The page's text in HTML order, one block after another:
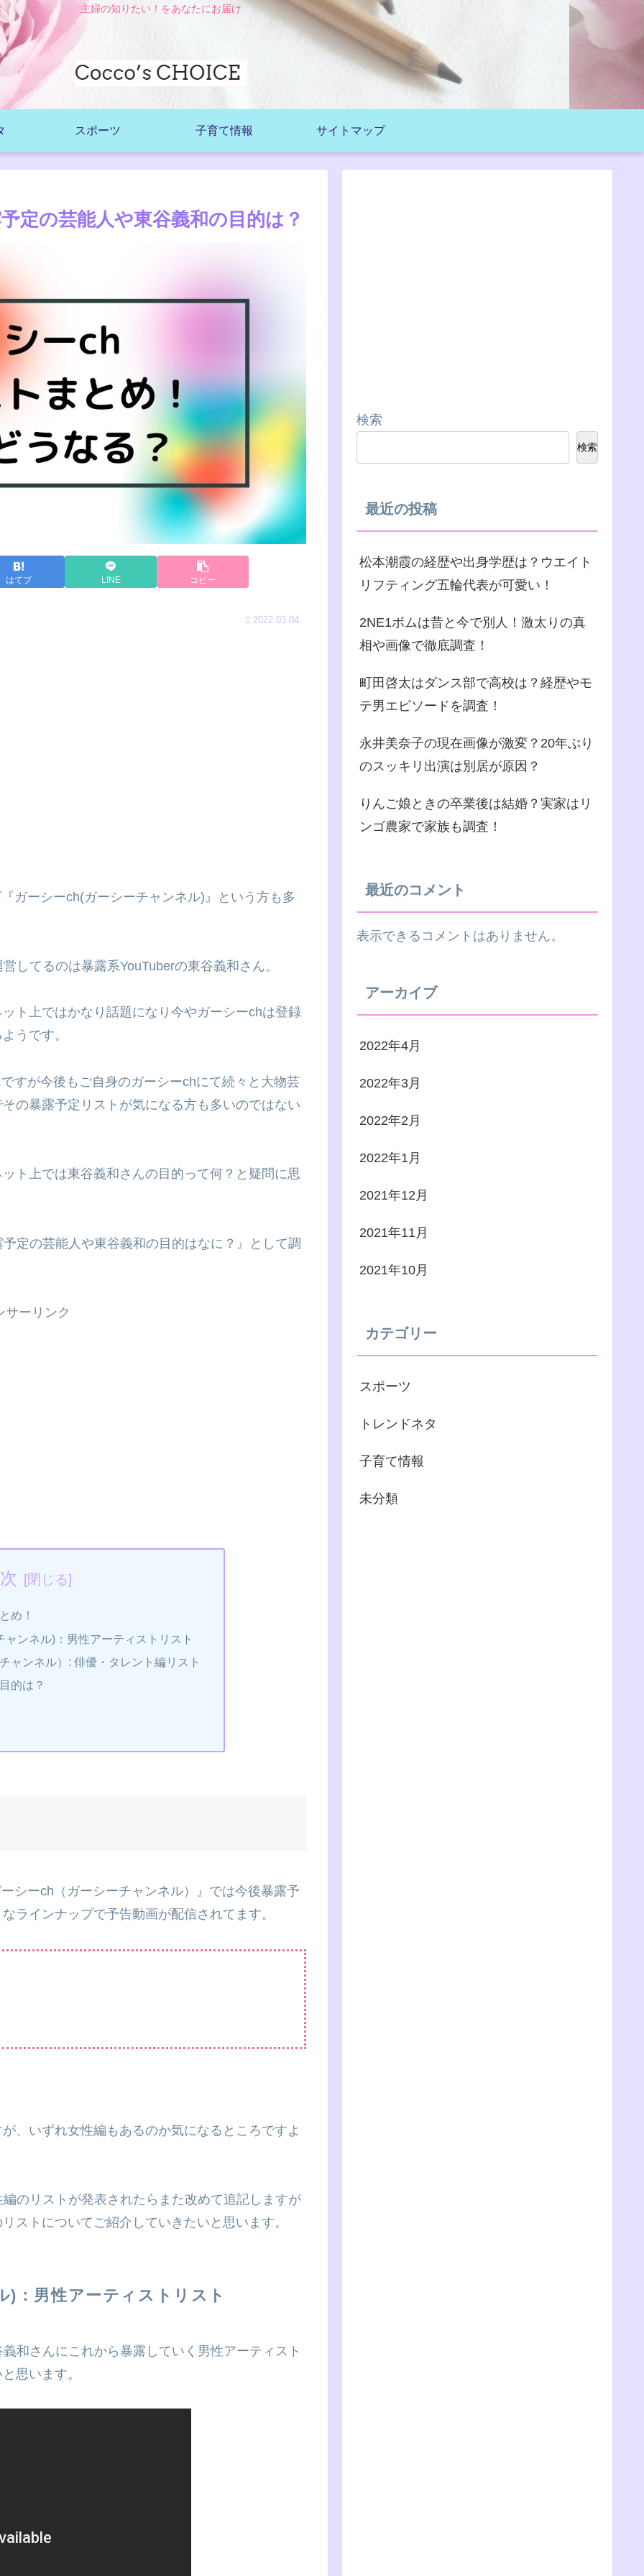
主婦の知りたい！をあなたにお届け
スポーツ 子育て情報 サイトマップ
定の芸能人や東谷義和の目的は？
はてブ LINE コピー
2022.03.04
ガーシーch(ガーシーチャンネル)』という方も多
してるのは暴露系YouTuberの東谷義和さん。
ト上ではかなり話題になり今やガーシーchは登録
うです。
すが今後もご自身のガーシーchにて続々と大物芸
の暴露予定リストが気になる方も多いのではない
ト上では東谷義和さんの目的って何？と疑問に思
定の芸能人や東谷義和の目的はなに？』として調
サーリンク
め！
ンネル)：男性アーティストリスト
ャンネル）: 俳優・タレント編リスト
的は？
シーch（ガーシーチャンネル）』では今後暴露予
ラインナップで予告動画が配信されてます。
、いずれ女性編もあるのか気になるところですよ
のリストが発表されたらまた改めて追記しますが
ストについてご紹介していきたいと思います。
：男性アーティストリスト
和さんにこれから暴露していく男性アーティスト
思います。
検索
検索
最近の投稿
松本潮霞の経歴や出身学歴は？ウエイト
リフティング五輪代表が可愛い！
2NE1ボムは昔と今で別人！激太りの真
相や画像で徹底調査！
町田啓太はダンス部で高校は？経歴やモ
テ男エピソードを調査！
永井美奈子の現在画像が激変？20年ぶり
のスッキリ出演は別居が原因？
りんご娘ときの卒業後は結婚？実家はリ
ンゴ農家で家族も調査！
最近のコメント
表示できるコメントはありません。
アーカイブ
2022年4月
2022年3月
2022年2月
2022年1月
2021年12月
2021年11月
2021年10月
カテゴリー
スポーツ
トレンドネタ
子育て情報
未分類